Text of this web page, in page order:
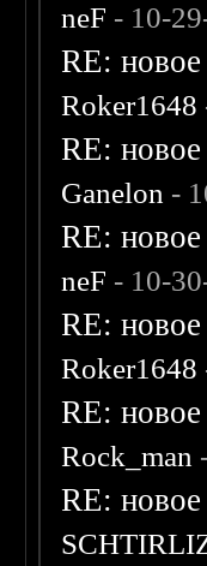
neF - 10-
RE:
Roker1648
RE:
Ganelon -
RE:
neF - 10-
RE:
Roker1648
RE:
Rock_man
RE: